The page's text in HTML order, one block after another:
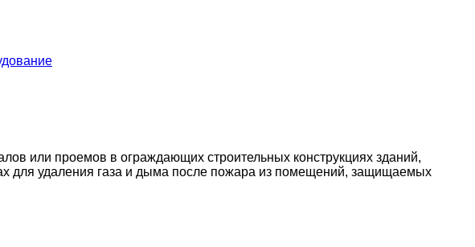
или проемов в ограждающих строительных конструкциях зданий,
для удаления газа и дыма после пожара из помещений, защищаемых